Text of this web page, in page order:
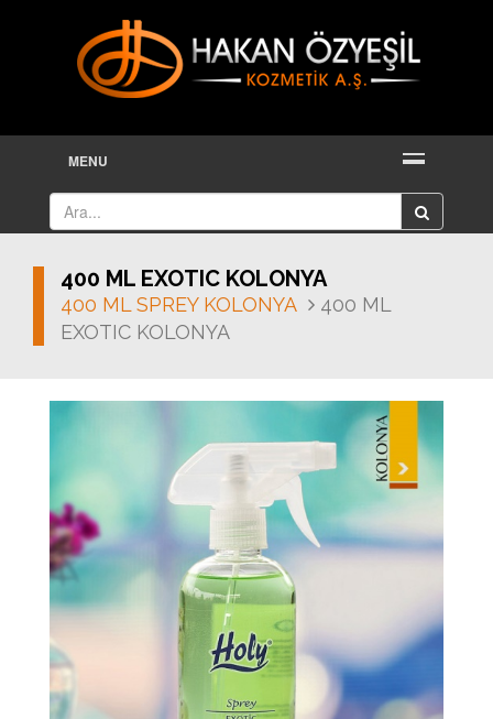
MENU
400 ML EXOTIC KOLONYA
400 ML SPREY KOLONYA
400 ML
EXOTIC KOLONYA